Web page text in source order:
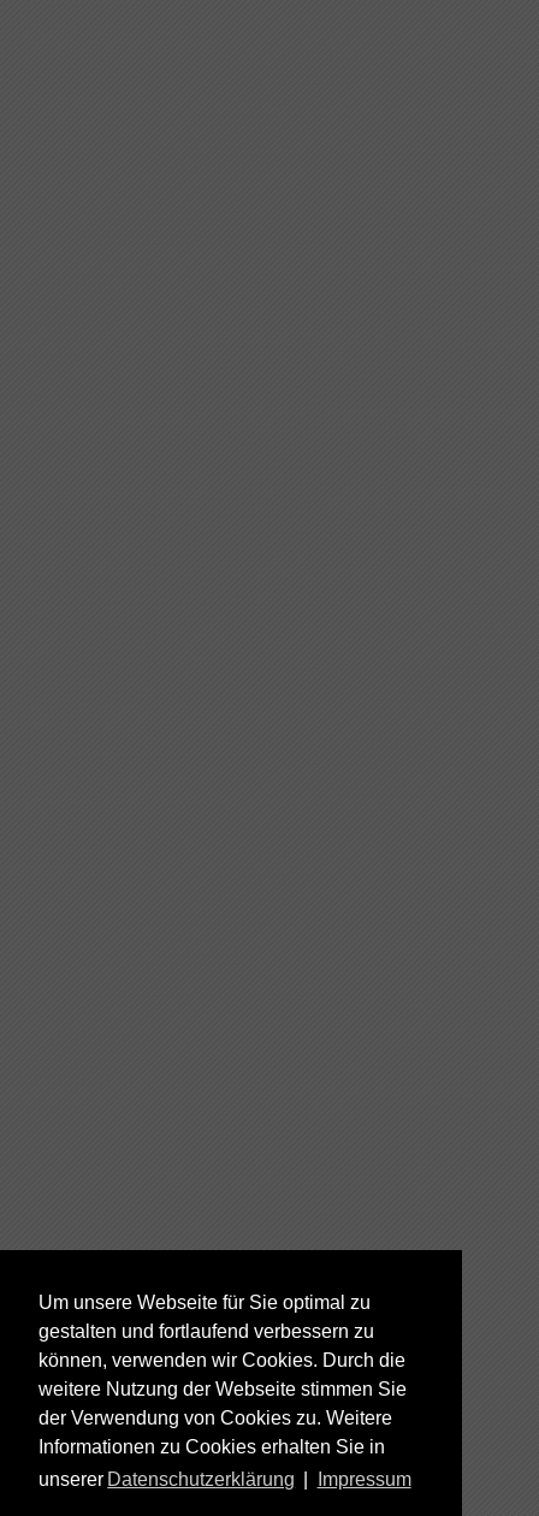
Um unsere Webseite für Sie optimal zu
gestalten und fortlaufend verbessern zu
können, verwenden wir Cookies. Durch die
weitere Nutzung der Webseite stimmen Sie
der Verwendung von Cookies zu. Weitere
Informationen zu Cookies erhalten Sie in
unserer Datenschutzerklärung Impressum